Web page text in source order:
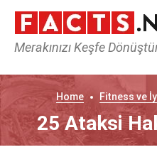
Merakınızı Keşfe
Home Fitness ve
25 Ataksi